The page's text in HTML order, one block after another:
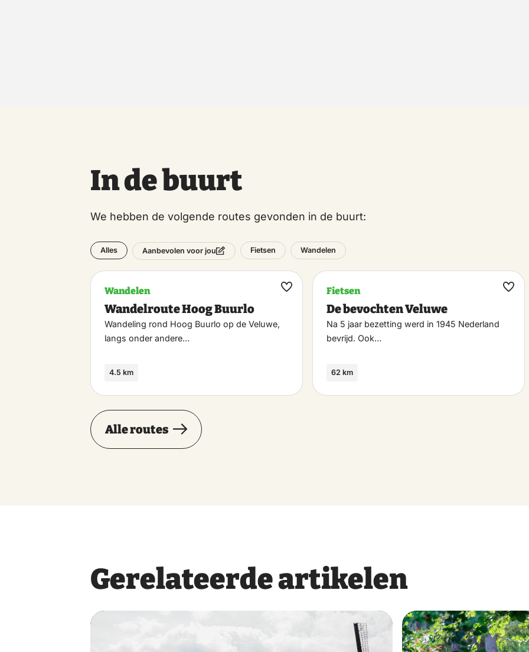
In de buurt
We hebben de volgende routes gevonden in de buurt:
Alles Aanbevolen voor jou Fietsen Wandelen
Wandelen
Wandelroute Hoog Buurlo
Wandeling rond Hoog Buurlo op de Veluwe,
langs onder andere…
4.5 km
Maak
Fietsen
De bevochten Veluwe
Na 5 jaar bezetting werd in 1945 Nederland
bevrijd. Ook…
62 km
Maak
Alle routes
Gerelateerde artikelen